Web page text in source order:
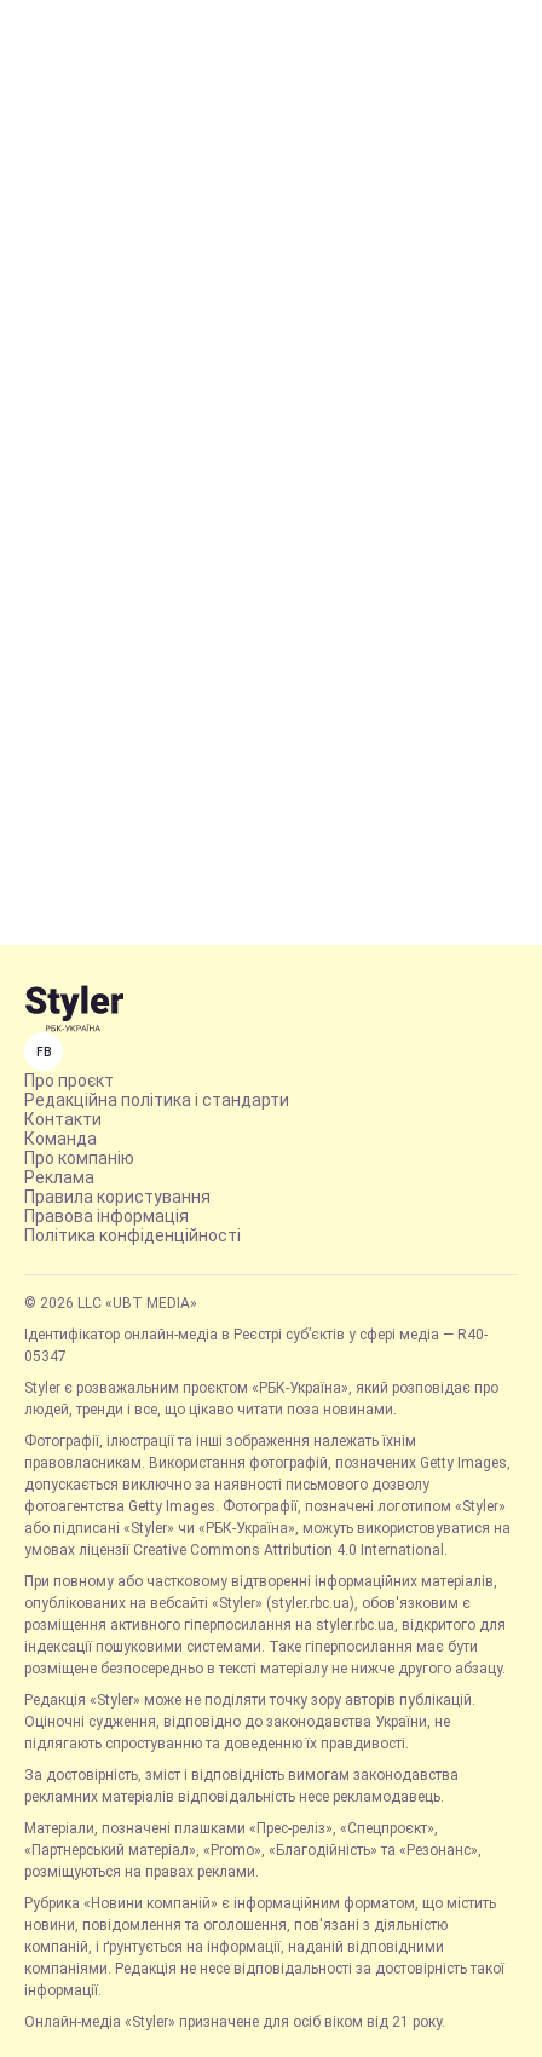
FB
Про проєкт
Редакційна політика і стандарти
Контакти
Команда
Про компанію
Реклама
Правила користування
Правова інформація
Політика конфіденційності
© 2026 LLC «UBT MEDIA»
Ідентифікатор онлайн-медіа в Реєстрі суб’єктів у сфері медіа — R40-
05347
Styler є розважальним проєктом «РБК-Україна», який розповідає про
людей, тренди і все, що цікаво читати поза новинами.
Фотографії, ілюстрації та інші зображення належать їхнім
правовласникам. Використання фотографій, позначених Getty Images,
допускається виключно за наявності письмового дозволу
фотоагентства Getty Images. Фотографії, позначені логотипом «Styler»
або підписані «Styler» чи «РБК-Україна», можуть використовуватися на
умовах ліцензії Creative Commons Attribution 4.0 International.
При повному або частковому відтворенні інформаційних матеріалів,
опублікованих на вебсайті «Styler» (styler.rbc.ua), обов'язковим є
розміщення активного гіперпосилання на styler.rbc.ua, відкритого для
індексації пошуковими системами. Таке гіперпосилання має бути
розміщене безпосередньо в тексті матеріалу не нижче другого абзацу.
Редакція «Styler» може не поділяти точку зору авторів публікацій.
Оціночні судження, відповідно до законодавства України, не
підлягають спростуванню та доведенню їх правдивості.
За достовірність, зміст і відповідність вимогам законодавства
рекламних матеріалів відповідальність несе рекламодавець.
Матеріали, позначені плашками «Прес-реліз», «Спецпроєкт»,
«Партнерський матеріал», «Promo», «Благодійність» та «Резонанс»,
розміщуються на правах реклами.
Рубрика «Новини компаній» є інформаційним форматом, що містить
новини, повідомлення та оголошення, пов'язані з діяльністю
компаній, і ґрунтується на інформації, наданій відповідними
компаніями. Редакція не несе відповідальності за достовірність такої
інформації.
Онлайн-медіа «Styler» призначене для осіб віком від 21 року.